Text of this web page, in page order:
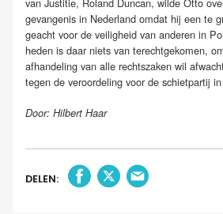
gevangenis in Nederland omdat hij een te
geacht voor de veiligheid van anderen in
heden is daar niets van terechtgekomen,
afhandeling van alle rechtszaken wil
tegen de veroordeling voor de schietpartij
Door: Hilbert Haar
DELEN: